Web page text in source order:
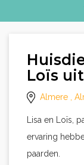
Loïs
Almere ,
Lisa en Loïs,
ervaring
paarden.